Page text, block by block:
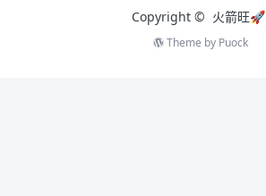
Copyright © 火箭旺🚀
Theme by Puock